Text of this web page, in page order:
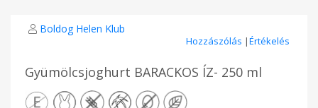
Boldog Helen Klub
Hozzászólás |Értékelés
Gyümölcsjoghurt BARACKOS ÍZ- 250 ml